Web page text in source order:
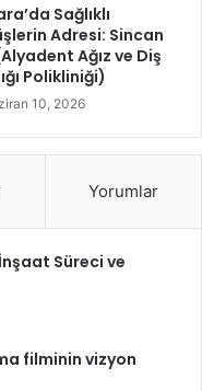
Sağlıklı
Adresi: Sincan
Ağız ve Diş
Polikliniği)
10, 2026
Yorumlar
Süreci ve
filminin vizyon